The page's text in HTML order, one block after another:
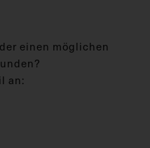
einen möglichen
an: